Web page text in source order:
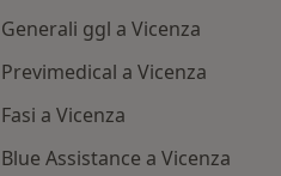
ggl a Vicenza
a Vicenza
a Vicenza
Assistance a Vicenza